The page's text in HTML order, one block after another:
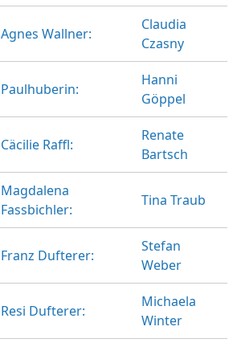
Agnes Wallner:
Claudia
Czasny
Paulhuberin:
Hanni
Göppel
Cäcilie Raffl:
Renate
Bartsch
Magdalena
Fassbichler:
Tina Traub
Franz Dufterer:
Stefan
Weber
Resi Dufterer:
Michaela
Winter